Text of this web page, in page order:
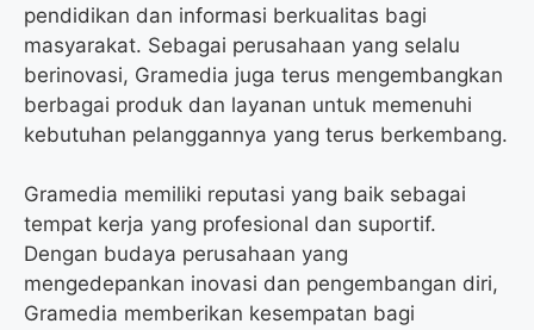
pendidikan dan informasi berkualitas bagi
masyarakat. Sebagai perusahaan yang selalu
berinovasi, Gramedia juga terus mengembangkan
berbagai produk dan layanan untuk memenuhi
kebutuhan pelanggannya yang terus berkembang.
Gramedia memiliki reputasi yang baik sebagai
tempat kerja yang profesional dan suportif.
Dengan budaya perusahaan yang
mengedepankan inovasi dan pengembangan diri,
Gramedia memberikan kesempatan bagi